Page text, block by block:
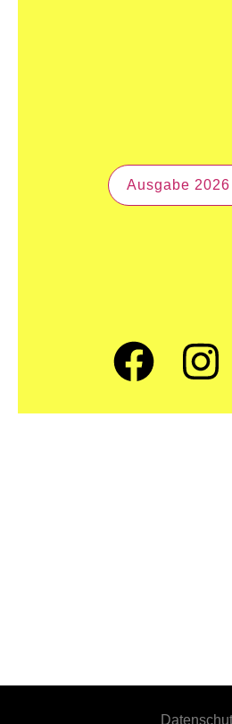
Ausgabe